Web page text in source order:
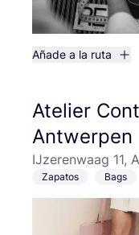
Añade a la ruta
Atelier
Antwerpen
IJzerenwaag 11,
Zapatos Bags